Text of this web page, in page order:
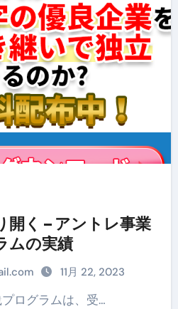
開く – アントレ事業
ムの実績
11月 22, 2023
プログラムは、受…